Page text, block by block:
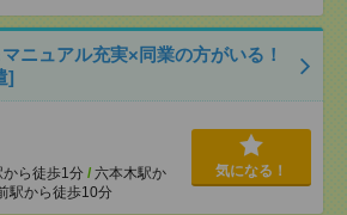
ニュアル充実×同業の方がいる！
]
ら徒歩1分 / 六本木駅か
駅から徒歩10分
気になる！